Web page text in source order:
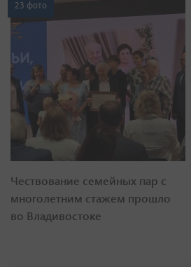
23 фото
Чествование семейных пар с
многолетним стажем прошло
во Владивостоке